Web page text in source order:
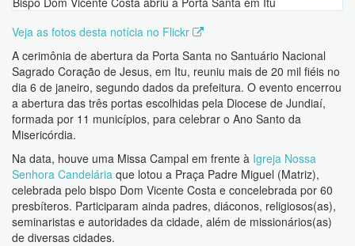
Veja as fotos desta notícia no Flickr
A cerimônia de abertura da Porta Santa no Santuário Nacional
Sagrado Coração de Jesus, em Itu, reuniu mais de 20 mil fiéis no
dia 6 de janeiro, segundo dados da prefeitura. O evento encerrou
a abertura das três portas escolhidas pela Diocese de Jundiaí,
formada por 11 municípios, para celebrar o Ano Santo da
Misericórdia.
Na data, houve uma Missa Campal em frente à Igreja Nossa
Senhora Candelária que lotou a Praça Padre Miguel (Matriz),
celebrada pelo bispo Dom Vicente Costa e concelebrada por 60
presbíteros. Participaram ainda padres, diáconos, religiosos(as),
seminaristas e autoridades da cidade, além de missionários(as)
de diversas cidades.